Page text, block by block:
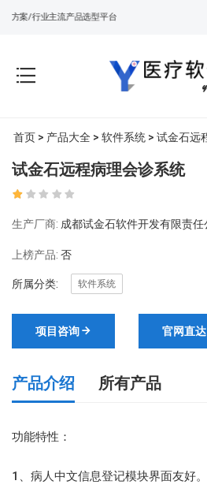
案/行业主流产品选型平台
首页 > 产品大全 > 软件系统 > 试金石远
试金石远程病理会诊系统
生产厂商: 成都试金石软件开发有限责任
上榜产品: 否
所属分类: 软件系统
项目咨询 官网直达
产品介绍 所有产品
功能特性：
1、病人中文信息登记模块界面友好。
试金石远程影像会诊系统
试金石远程心电会诊解决方案